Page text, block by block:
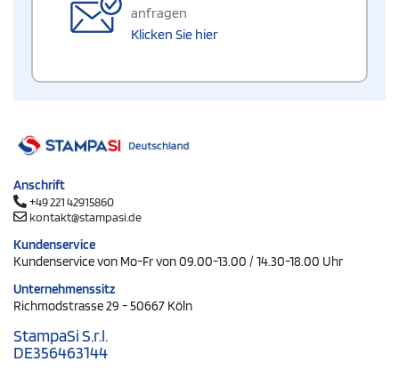
anfragen
Klicken Sie hier
Anschrift
+49 221 42915860
kontakt@stampasi.de
Kundenservice
Kundenservice von Mo-Fr von 09.00-13.00 / 14.30-18.00 Uhr
Unternehmenssitz
Richmodstrasse 29 - 50667 Köln
StampaSi S.r.l.
DE356463144